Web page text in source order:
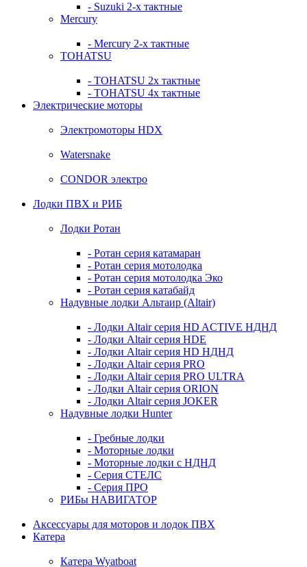
- Suzuki 2-х тактные
Mercury
- Mercury 2-х тактные
TOHATSU
- TOHATSU 2х тактные
- TOHATSU 4х тактные
Электрические моторы
Электромоторы HDX
Watersnake
CONDOR электро
Лодки ПВХ и РИБ
Лодки Ротан
- Ротан серия катамаран
- Ротан серия мотолодка
- Ротан серия мотолодка Эко
- Ротан серия катабайд
Надувные лодки Альтаир (Altair)
- Лодки Altair серия HD ACTIVE НДНД
- Лодки Altair серия HDE
- Лодки Altair серия HD НДНД
- Лодки Altair серия PRO
- Лодки Altair серия PRO ULTRA
- Лодки Altair серия ORION
- Лодки Altair серия JOKER
Надувные лодки Hunter
- Гребные лодки
- Моторные лодки
- Моторные лодки с НДНД
- Серия СТЕЛС
- Серия ПРО
РИБы НАВИГАТОР
Аксессуары для моторов и лодок ПВХ
Катера
Катера Wyatboat